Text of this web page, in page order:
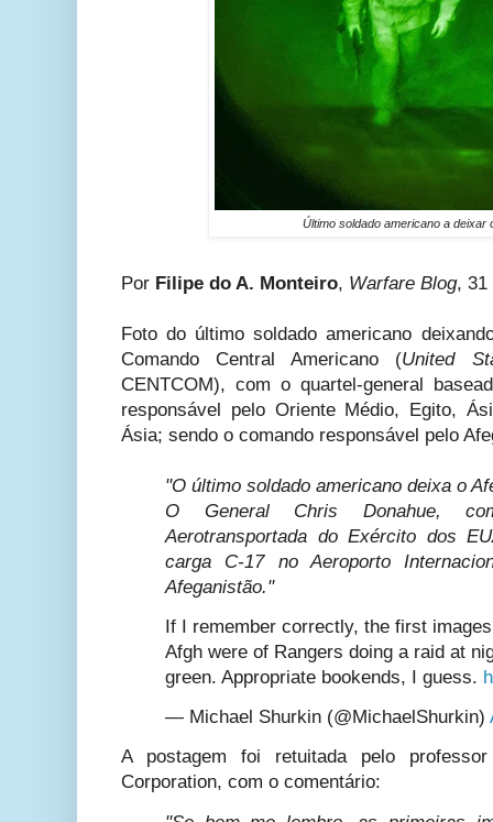
Último soldado americano a deixar
Por Filipe do A. Monteiro, Warfare Blog, 31
Foto do último soldado americano
Comando Central Americano (United
CENTCOM), com o quartel-general
responsável pelo Oriente Médio, Egito,
Ásia; sendo o comando responsável pelo
"O último soldado americano deixa o
O General Chris Donahue,
Aerotransportada do Exército dos
carga C-17 no Aeroporto
Afeganistão."
If I remember correctly, the first
Afgh were of Rangers doing a raid at
green. Appropriate bookends, I guess.
— Michael Shurkin (@MichaelShurkin)
A postagem foi retuitada pelo
Corporation, com o comentário: